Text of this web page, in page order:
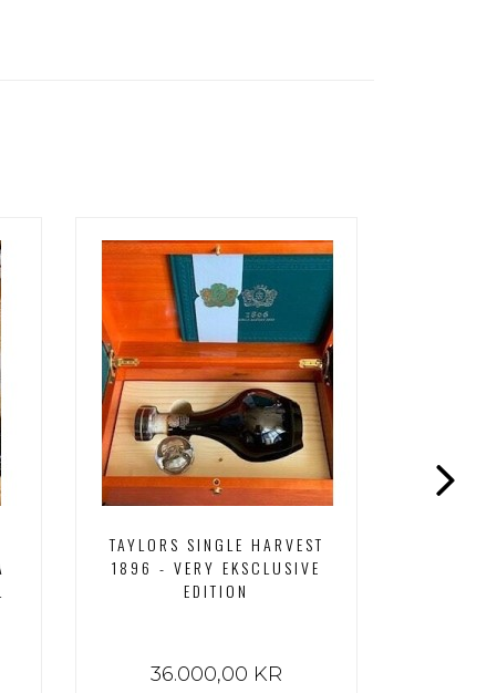
TAYLORS SINGLE HARVEST
1896 - VERY EKSCLUSIVE
EDITION
36.000,00 KR